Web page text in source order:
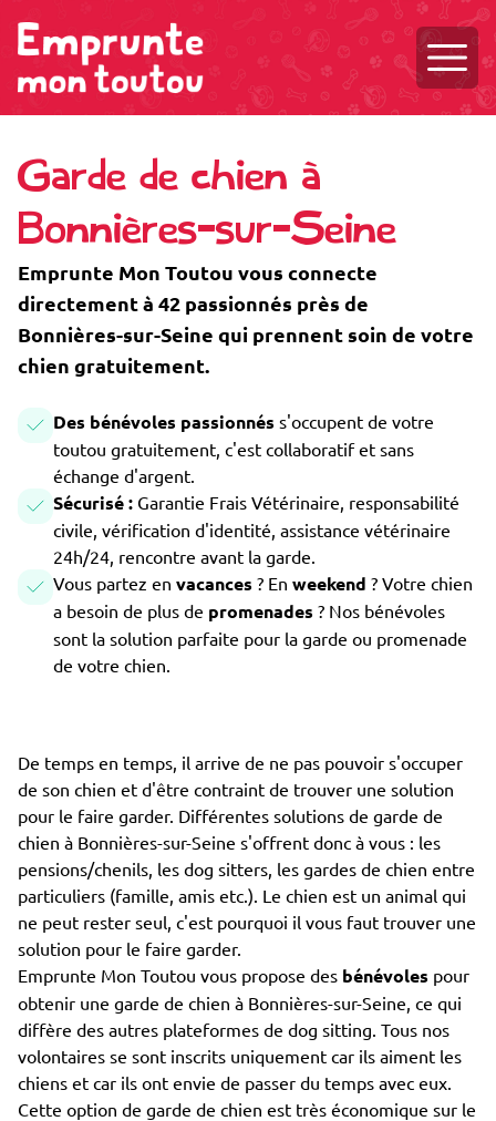
Garde de chien à
Bonnières-sur-Seine
Emprunte Mon Toutou vous connecte
directement à 42 passionnés près de
Bonnières-sur-Seine qui prennent soin de votre
chien gratuitement.
Des bénévoles passionnés s'occupent de votre
toutou gratuitement, c'est collaboratif et sans
échange d'argent.
Sécurisé : Garantie Frais Vétérinaire, responsabilité
civile, vérification d'identité, assistance vétérinaire
24h/24, rencontre avant la garde.
Vous partez en vacances ? En weekend ? Votre chien
a besoin de plus de promenades ? Nos bénévoles
sont la solution parfaite pour la garde ou promenade
de votre chien.
De temps en temps, il arrive de ne pas pouvoir s'occuper
de son chien et d'être contraint de trouver une solution
pour le faire garder. Différentes solutions de garde de
chien à Bonnières-sur-Seine s'offrent donc à vous : les
pensions/chenils, les dog sitters, les gardes de chien entre
particuliers (famille, amis etc.). Le chien est un animal qui
ne peut rester seul, c'est pourquoi il vous faut trouver une
solution pour le faire garder.
Emprunte Mon Toutou vous propose des bénévoles pour
obtenir une garde de chien à Bonnières-sur-Seine, ce qui
diffère des autres plateformes de dog sitting. Tous nos
volontaires se sont inscrits uniquement car ils aiment les
chiens et car ils ont envie de passer du temps avec eux.
Cette option de garde de chien est très économique sur le